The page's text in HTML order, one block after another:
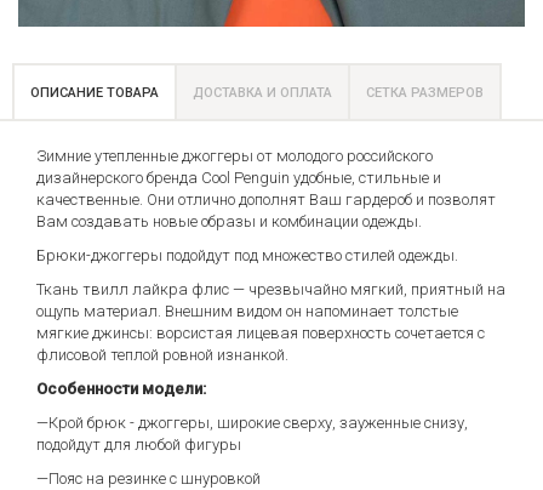
ОПИСАНИЕ ТОВАРА ДОСТАВКА И ОПЛАТА СЕТКА РАЗМЕРОВ
Зимние утепленные джоггеры от молодого российского
дизайнерского бренда Cool Penguin удобные, стильные и
качественные. Они отлично дополнят Ваш гардероб и позволят
Вам создавать новые образы и комбинации одежды.
Брюки-джоггеры подойдут под множество стилей одежды.
Ткань твилл лайкра флис — чрезвычайно мягкий, приятный на
ощупь материал. Внешним видом он напоминает толстые
мягкие джинсы: ворсистая лицевая поверхность сочетается с
флисовой теплой ровной изнанкой.
Особенности модели:
—Крой брюк - джоггеры, широкие сверху, зауженные снизу,
подойдут для любой фигуры
—Пояс на резинке с шнуровкой